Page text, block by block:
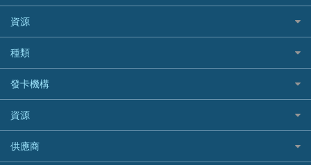
稅季/稅務貸款
網上貸款
結餘轉戶(清卡數貸款)
銀行貸款
財務公司貸款
免入息貸款
免TU貸款
急借錢
BEA 東亞銀行
BOC 中國銀行
Cashing Pro 優尚信貸
CCB(Asia) 中國建設銀行 (亞洲)
Citibank 花旗銀行
CNCBI 信銀國際
CreFIT 維信
DBS 星展銀行
資源
如何申請個人貸款
如何管理個人貸款
個人貸款有用資訊
清卡數貸款教學
循環貸款教學
個人化貸款產品推介 🔥全新
種類
網購優惠
精選外幣網購信用卡
尊尚信用卡
公司信用卡
電子錢包信用卡
發卡機構
Citibank花旗銀行
AE美國運通
DBS星展銀行
資源
Black Friday優惠
供應商